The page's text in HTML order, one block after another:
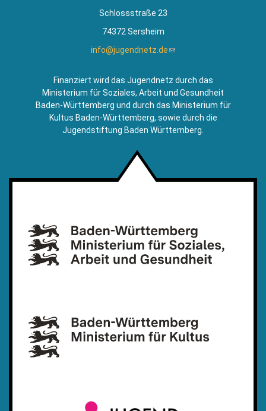
Schlossstraße 23
74372 Sersheim
info@jugendnetz.de(Link
Mail)
Finanziert wird das Jugendnetz durch das
Ministerium für Soziales, Arbeit und Gesundheit
Baden-Württemberg und durch das Ministerium für
Kultus Baden-Württemberg, sowie durch die
Jugendstiftung Baden Württemberg.